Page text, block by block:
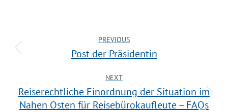
PREVIOUS
Post der Präsidentin
NEXT
Reiserechtliche Einordnung der Situation im
Nahen Osten für Reisebürokaufleute – FAQs